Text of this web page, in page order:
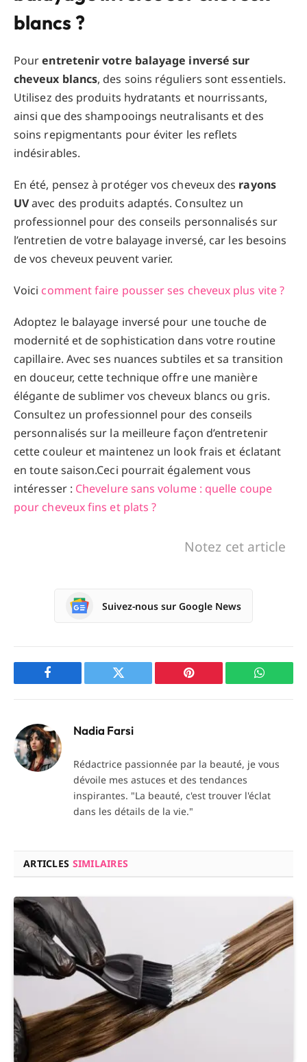
blancs ?
Pourentretenir votre balayage inversé sur
cheveux blancs, des soins réguliers sont essentiels.
Utilisez des produits hydratants et nourrissants,
ainsi que des shampooings neutralisants et des
soins repigmentants pour éviter les reflets
indésirables.
En été, pensez à protéger vos cheveux des rayons
UVavec des produits adaptés. Consultez un
professionnel pour des conseils personnalisés sur
l’entretien de votre balayage inversé, car les besoins
de vos cheveux peuvent varier.
Voici comment faire pousser ses cheveux plus vite ?
Adoptez le balayage inversé pour une touche de
modernité et de sophistication dans votre routine
capillaire. Avec ses nuances subtiles et sa transition
en douceur, cette technique offre une manière
élégante de sublimer vos cheveux blancs ou gris.
Consultez un professionnel pour des conseils
personnalisés sur la meilleure façon d’entretenir
cette couleur et maintenez un look frais et éclatant
en toute saison.Ceci pourrait également vous
intéresser : Chevelure sans volume : quelle coupe
pour cheveux fins et plats ?
Notez cet article
Suivez-nous sur Google News
Facebook Twitter Pinterest
Nadia Farsi
Rédactrice passionnée par la beauté, je vous
dévoile mes astuces et des tendances
inspirantes. "La beauté, c'est trouver l'éclat
dans les détails de la vie."
ARTICLES SIMILAIRES